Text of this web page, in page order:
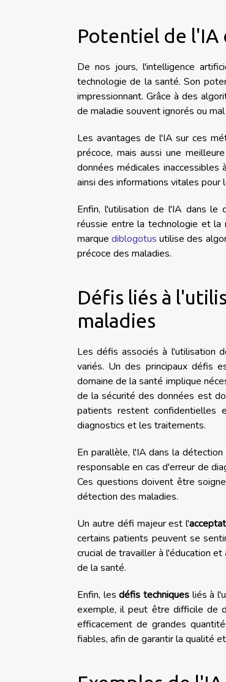
Potentiel de l'IA
De nos jours, l'intelligence
technologie de la santé. Son
impressionnant. Grâce à des
de maladie souvent ignorés ou
Les avantages de l'IA sur ces
précoce, mais aussi une
données médicales
ainsi des informations vitales
Enfin, l'utilisation de l'IA dans le
réussie entre la technologie et la
marquediblogotus utilise des
précoce des maladies.
Défis liés à
maladies
Les défis associés à l'utilisation
variés. Un des principaux défis
domaine de la santé implique
de la sécurité des données est
patients restent confidentielles
diagnostics et les traitements.
En parallèle, l'IA dans la
responsable en cas d'erreur de
Ces questions doivent être
détection des maladies.
Un autre défi majeur est l'
certains patients peuvent se
crucial de travailler à l'éducation
de la santé.
Enfin, lesdéfis techniquesliés à
exemple, il peut être difficile de
efficacement de grandes
fiables, afin de garantir la qualité